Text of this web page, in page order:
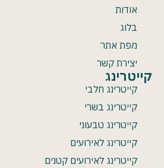
אודות
בלוג
מפת אתר
יצירת קשר
קייטרינג
קייטרינג חלבי
קייטרינג בשרי
קייטרינג טבעוני
קייטרינג לאירועים
קייטרינג לאירועים קטנים